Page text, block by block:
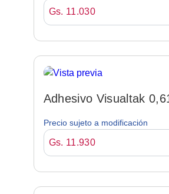
Gs. 11.030
Adhesivo Visualtak
Precio sujeto a modificación
Gs. 11.930